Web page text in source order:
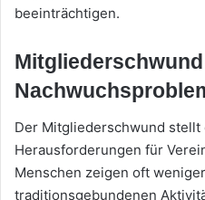
beeinträchtigen.
Der Mitgliederschwund
Herausforderungen für
Menschen zeigen oft
traditionsgebundenen